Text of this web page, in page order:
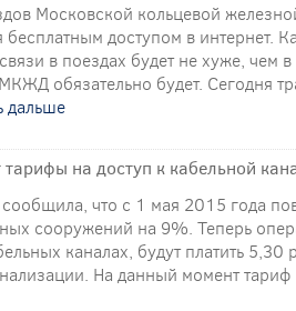
Московской кольцевой
бесплатным доступом в
в поездах будет не хуже,
обязательно будет. Сегодня
дальше
на доступ к кабельной
что с 1 мая 2015 года
сооружений на 9%. Теперь
каналах, будут платить
На данный момент